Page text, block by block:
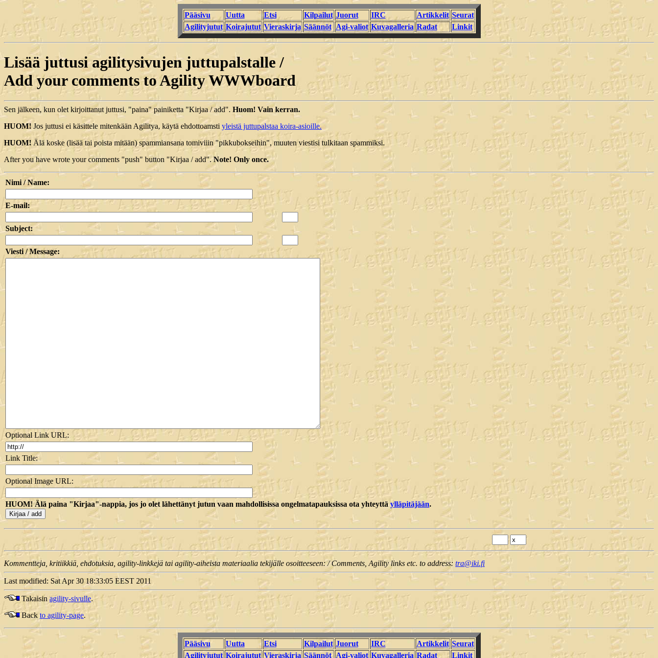
Pääsivu Uutta Etsi Kilpailut Juorut IRC Artikkelit Seurat
Agilityjutut Koirajutut Vieraskirja Säännöt Agi-valiot Kuvagalleria Radat Linkit
Lisää juttusi agilitysivujen juttupalstalle /
Add your comments to Agility WWWboard
Sen jälkeen, kun olet kirjoittanut juttusi, "paina" painiketta "Kirjaa / add". Huom! Vain kerran.
HUOM! Jos juttusi ei käsittele mitenkään Agilitya, käytä ehdottoamsti yleistä juttupalstaa koira-asioille.
HUOM! Älä koske (lisää tai poista mitään) spammiansana tomiviiin "pikkubokseihin", muuten viestisi tulkitaan spammiksi.
After you have wrote your comments "push" button "Kirjaa / add".Note! Only once.
Nimi / Name:
E-mail:
Subject:
Viesti / Message:
Optional Link URL:
Link Title:
Optional Image URL:
HUOM! Älä paina "Kirjaa"-nappia, jos jo olet lähettänyt jutun vaan mahdollisissa ongelmatapauksissa ota yhteyttäylläpitäjään.
Kommentteja, kritiikkiä, ehdotuksia, agility-linkkejä tai agility-aiheista materiaalia tekijälle osoitteeseen: / Comments, Agility links etc. to address: tra@iki.fi
Last modified: Sat Apr 30 18:33:05 EEST 2011
Takaisin agility-sivulle.
Backto agility-page.
Pääsivu Uutta Etsi Kilpailut Juorut IRC Artikkelit Seurat
Agilityjutut Koirajutut Vieraskirja Säännöt Agi-valiot Kuvagalleria Radat Linkit